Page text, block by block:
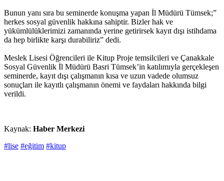
Bunun yanı sıra bu seminerde konuşma yapan İl Müdürü Tümsek;”
herkes sosyal güvenlik hakkına sahiptir. Bizler hak ve
yükümlülüklerimizi zamanında yerine getirirsek kayıt dışı istihdama
da hep birlikte karşı durabiliriz” dedi.
Meslek Lisesi Öğrencileri ile Kitup Proje temsilcileri ve Çanakkale
Sosyal Güvenlik İl Müdürü Basri Tümsek’in katılımıyla gerçekleşen
seminerde, kayıt dışı çalışmanın kısa ve uzun vadede olumsuz
sonuçları ile kayıtlı çalışmanın önemi ve faydaları hakkında bilgi
verildi.
Kaynak: Haber Merkezi
#lise #eğitim #kitup